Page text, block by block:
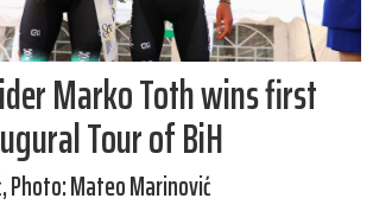
Marko Toth wins first
Tour of BiH
Photo: Mateo Marinović